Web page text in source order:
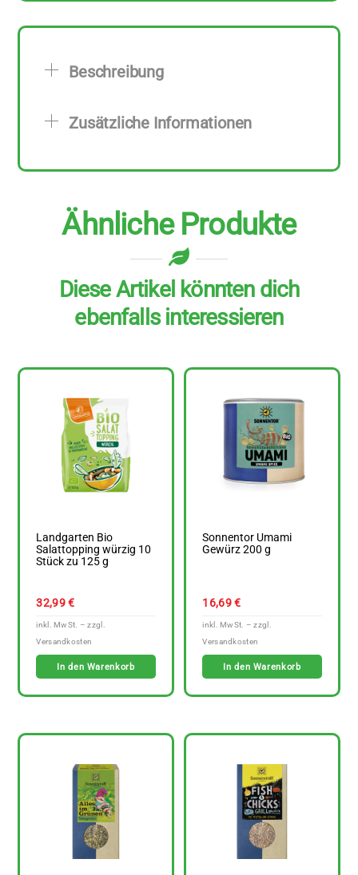
Beschreibung
Zusätzliche Informationen
Ähnliche Produkte
Diese Artikel könnten dich
ebenfalls interessieren
Landgarten Bio
Salattopping würzig 10
Stück zu 125 g
32,99€
In den Warenkorb
Sonnentor Umami
Gewürz 200 g
16,69€
In den Warenkorb